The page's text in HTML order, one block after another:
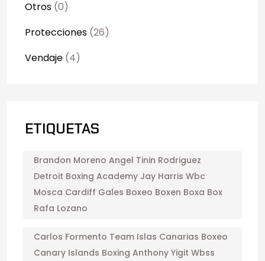
Otros (0)
Protecciones (26)
Vendaje (4)
ETIQUETAS
Brandon Moreno Angel Tinin Rodriguez
Detroit Boxing Academy Jay Harris Wbc
Mosca Cardiff Gales Boxeo Boxen Boxa Box
Rafa Lozano
Carlos Formento Team Islas Canarias Boxeo
Canary Islands Boxing Anthony Yigit Wbss